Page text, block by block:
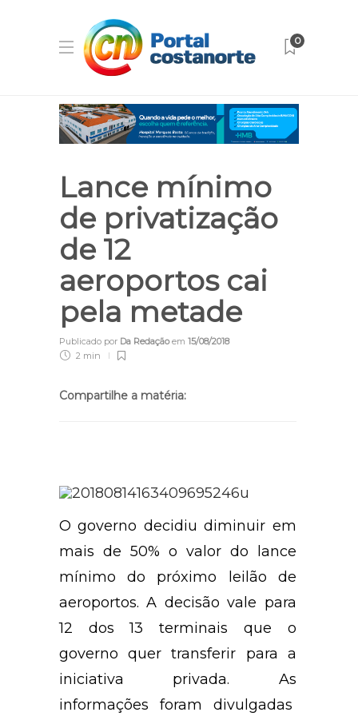
0
Lance mínimo
de privatização
de 12
aeroportos cai
pela metade
Publicado por Da Redaçãoem 15/08/2018
2 min
Compartilhe a matéria:
O governo decidiu diminuir em
mais de 50% o valor do lance
mínimo do próximo leilão de
aeroportos. A decisão vale para
12 dos 13 terminais que o
governo quer transferir para a
iniciativa privada. As
informações foram divulgadas